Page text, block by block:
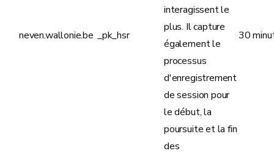
neven.wallonie.be _pk_hsr
interagissent le
plus. Il capture
également le
processus
d'enregistrement
de session pour
le début, la
poursuite et la fin
des
30